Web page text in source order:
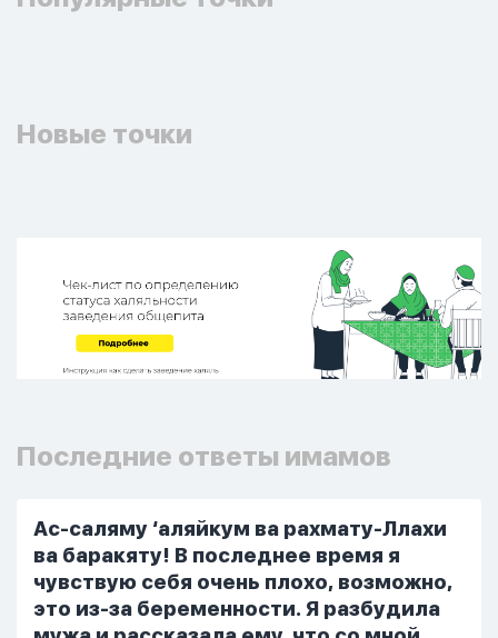
Новые точки
Последние ответы имамов
Ас-саляму ‘аляйкум ва рахмату-Ллахи
ва баракяту! В последнее время я
чувствую себя очень плохо, возможно,
это из-за беременности. Я разбудила